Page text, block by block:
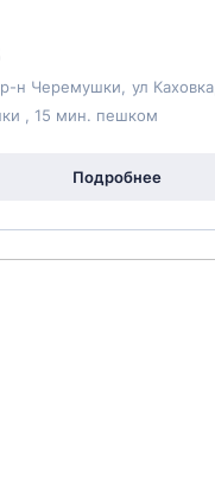
р-н Черемушки ул Каховка
, 15 мин. пешком
Подробнее